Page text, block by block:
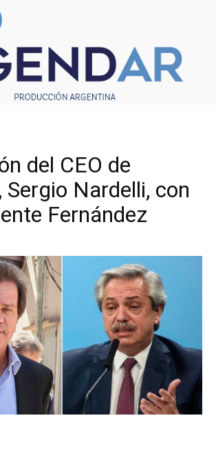
del CEO de
Sergio Nardelli, con
Fernández